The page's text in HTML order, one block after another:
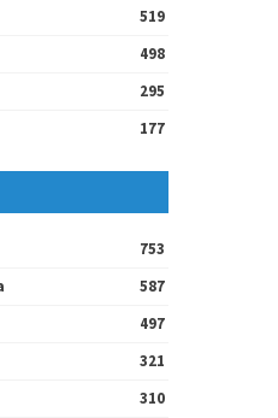
519
498
295
177
753
587
497
321
310